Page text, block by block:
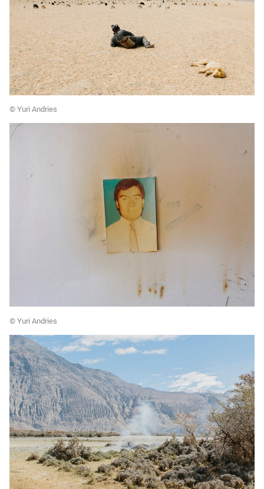
© Yuri Andries
© Yuri Andries